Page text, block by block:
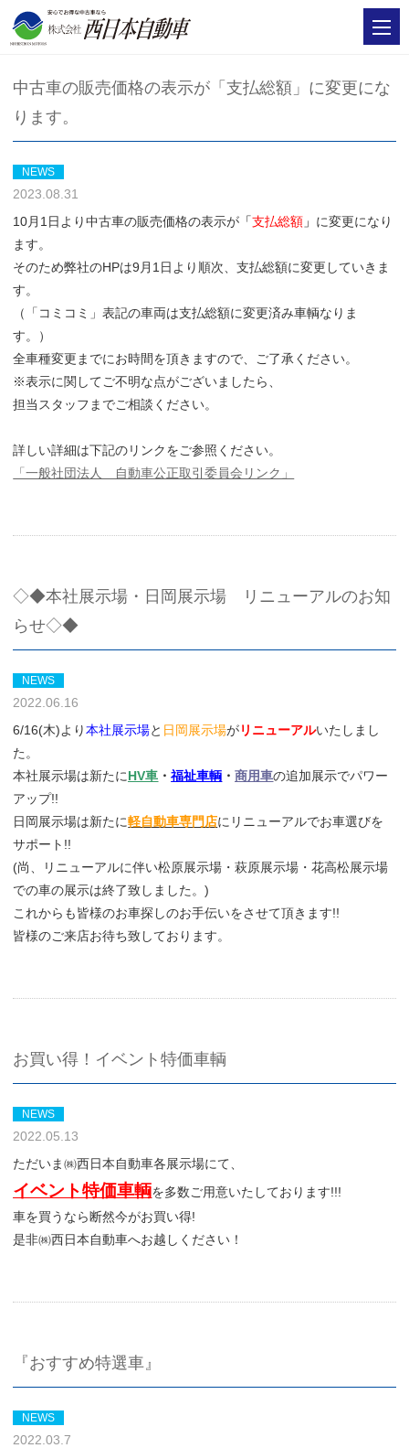
中古車の販売価格の表示が「支払総額」に変更にな
ります。
NEWS
2023.08.31
10月1日より中古車の販売価格の表示が 「支払総額 」 に変更になり
ます。
そのため弊社のHPは9月1日より順次、支払総額に変更していきま
す。
（「コミコミ」表記の車両は支払総額に変更済み車輌なりま
す。）
全車種変更までにお時間を頂きますので、ご了承ください。
※表示に関してご不明な点がございましたら、
担当スタッフまでご相談ください。
詳しい詳細は下記のリンクをご参照ください。
「一般社団法人 自動車公正取引委員会リンク」
◇◆本社展示場・日岡展示場 リニューアルのお知
らせ◇◆
NEWS
2022.06.16
6/16(木)より本社展示場と 日岡展示場がリニューアルいたしまし
た。
本社展示場は新たにHV車 ・福祉車輌 ・商用車の追加展示でパワー
アップ!!
日岡展示場は新たに軽自動車専門店にリニューアルでお車選びを
サポート!!
(尚、リニューアルに伴い松原展示場・萩原展示場・花高松展示場
での車の展示は終了致しました。)
これからも皆様のお車探しのお手伝いをさせて頂きます!!
皆様のご来店お待ち致しております。
お買い得！イベント特価車輌
NEWS
2022.05.13
ただいま㈱西日本自動車各展示場にて、
イベント特価車輌を多数ご用意いたしております!!!
車を買うなら断然今がお買い得!
是非㈱西日本自動車へお越しください！
『おすすめ特選車』
NEWS
2022.03.7